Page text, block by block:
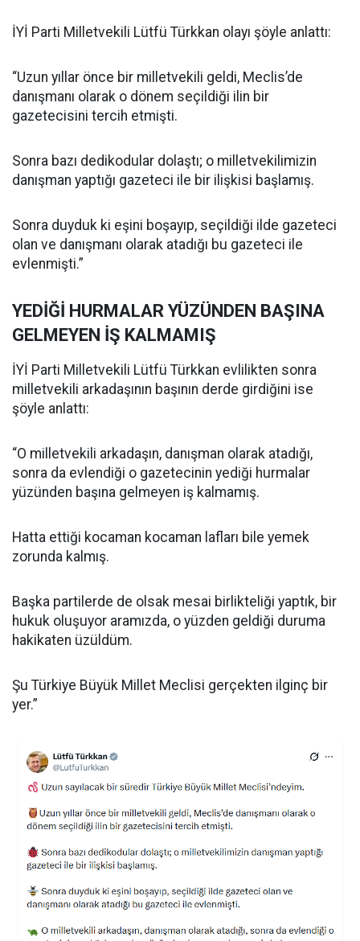
İYİ Parti Milletvekili Lütfü Türkkan olayı şöyle anlattı:
“Uzun yıllar önce bir milletvekili geldi, Meclis’de
danışmanı olarak o dönem seçildiği ilin bir
gazetecisini tercih etmişti.
Sonra bazı dedikodular dolaştı; o milletvekilimizin
danışman yaptığı gazeteci ile bir ilişkisi başlamış.
Sonra duyduk ki eşini boşayıp, seçildiği ilde gazeteci
olan ve danışmanı olarak atadığı bu gazeteci ile
evlenmişti.”
YEDİĞİ HURMALAR YÜZÜNDEN BAŞINA
GELMEYEN İŞ KALMAMIŞ
İYİ Parti Milletvekili Lütfü Türkkan evlilikten sonra
milletvekili arkadaşının başının derde girdiğini ise
şöyle anlattı:
“O milletvekili arkadaşın, danışman olarak atadığı,
sonra da evlendiği o gazetecinin yediği hurmalar
yüzünden başına gelmeyen iş kalmamış.
Hatta ettiği kocaman kocaman lafları bile yemek
zorunda kalmış.
Başka partilerde de olsak mesai birlikteliği yaptık, bir
hukuk oluşuyor aramızda, o yüzden geldiği duruma
hakikaten üzüldüm.
Şu Türkiye Büyük Millet Meclisi gerçekten ilginç bir
yer.”